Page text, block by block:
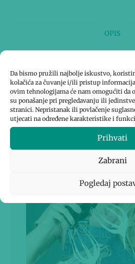
Da bismo pružili najbolje iskustvo,
kolačića za čuvanje i/ili pristup
ovim tehnologijama će nam omogućiti da
su ponašanje pri pregledavanju ili
stranici. Nepristanak ili povlačenje
utjecati na određene karakteristike i
Prihvati
Zabrani
Pogledaj
OPIS
Nastavak za Assistent
AKM6230 kuhinjski
Podignite svoje kolače na
vi koji sanjate o izradi
meringue, stvaranju šarenih
naprednih kolača možete